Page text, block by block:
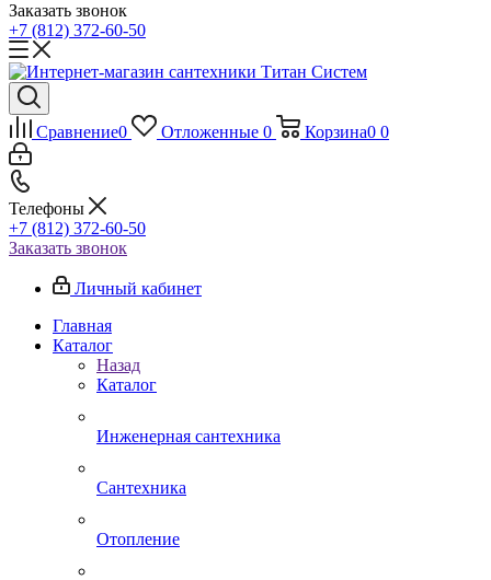
Заказать звонок
+7 (812) 372-60-50
Сравнение0 Отложенные 0 Корзина0 0
Телефоны
+7 (812) 372-60-50
Заказать звонок
Личный кабинет
Главная
Каталог
Назад
Каталог
Инженерная сантехника
Сантехника
Отопление